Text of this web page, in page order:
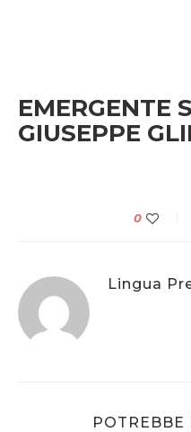
EMERGENTE
GIUSEPPE
0
Lingua
POTREBBE